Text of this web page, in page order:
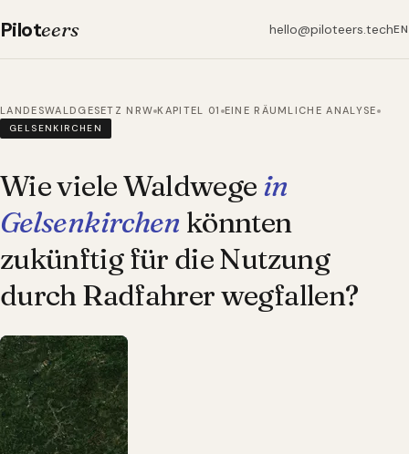
Piloteers hello@piloteers.techEN
LANDESWALDGESETZ NRW KAPITEL 01 EINE RÄUMLICHE ANALYSE
GELSENKIRCHEN
Wie viele Waldwege in
Gelsenkirchen könnten
zukünftig für die Nutzung
durch Radfahrer wegfallen?